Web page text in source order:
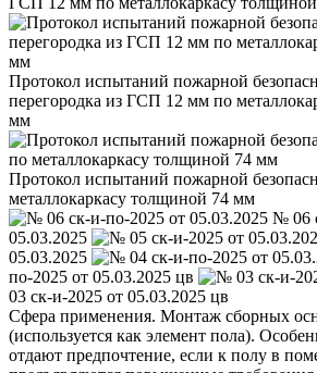
Протокол испытаний пожарной
перегородка из ГСП 12 мм по
мм
Протокол испытаний пожарной
металлокаркасу толщиной 74 мм
№ 06
05.03.2025
05.03.2025
по-2025 от 05.03.2025 цв
03 ск-и-2025 от 05.03.2025 цв
Сфера применения. Монтаж сборных
(используется как элемент пола).
отдают предпочтение, если к полу в